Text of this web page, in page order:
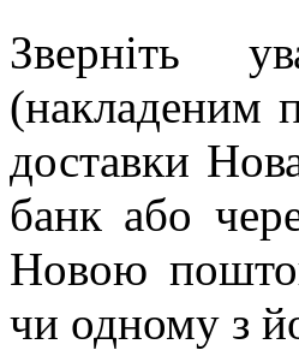
Зверніть
(накладеним
доставки
банк або
Новою
чи одному з